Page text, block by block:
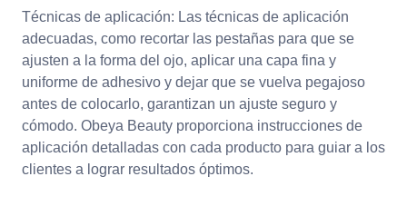
Técnicas de aplicación: Las técnicas de aplicación
adecuadas, como recortar las pestañas para que se
ajusten a la forma del ojo, aplicar una capa fina y
uniforme de adhesivo y dejar que se vuelva pegajoso
antes de colocarlo, garantizan un ajuste seguro y
cómodo. Obeya Beauty proporciona instrucciones de
aplicación detalladas con cada producto para guiar a los
clientes a lograr resultados óptimos.